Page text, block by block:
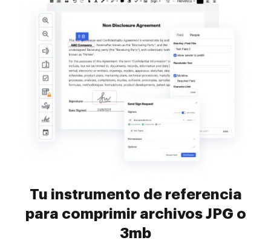
Tu instrumento de referencia
para comprimir archivos JPG o
3mb